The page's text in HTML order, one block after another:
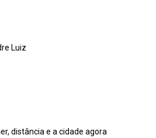
Luiz
distância e a cidade agora